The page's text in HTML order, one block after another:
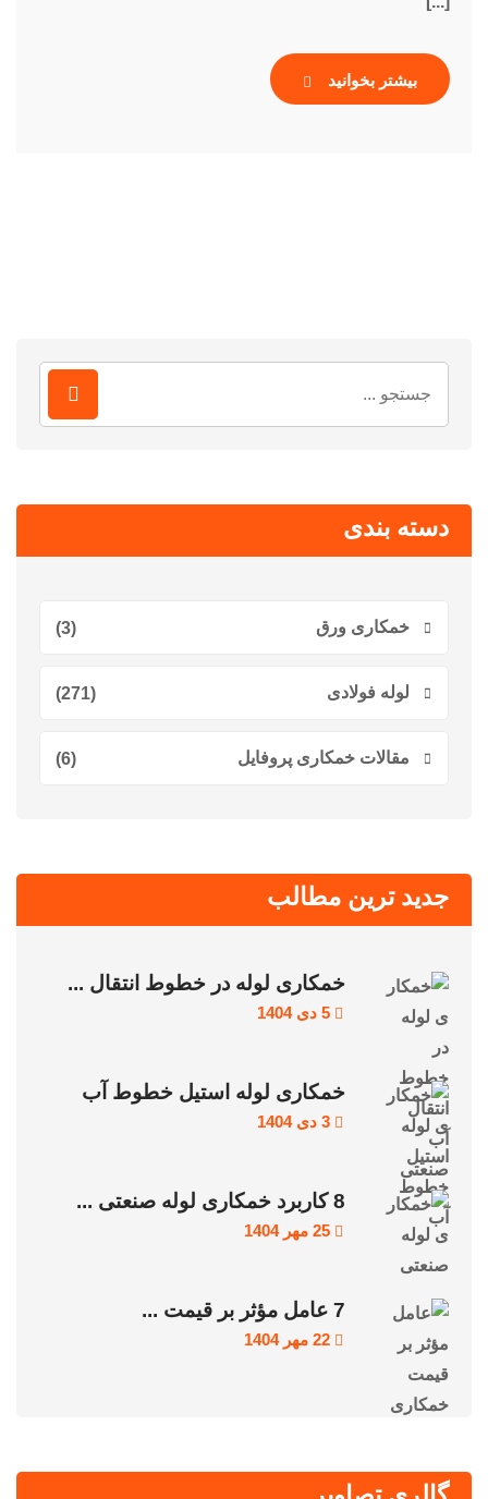
بیشتر بخوانید
برای:
دسته بندی
خمکاری ورق (3)
لوله فولادی (271)
مقالات خمکاری پروفایل (6)
جدید ترین مطالب
خمکاری لوله در خطوط انتقال ...
5 دی 1404
خمکاری لوله استیل خطوط آب
3 دی 1404
8 کاربرد خمکاری لوله صنعتی ...
25 مهر 1404
7 عامل مؤثر بر قیمت ...
22 مهر 1404